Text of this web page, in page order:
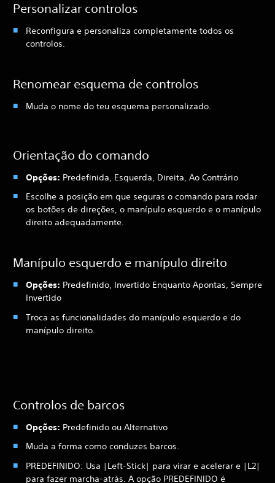
Personalizar controlos
Reconfigura e personaliza completamente todos os
controlos.
Renomear esquema de controlos
Muda o nome do teu esquema personalizado.
Orientação do comando
Opções: Predefinida, Esquerda, Direita, Ao Contrário
Escolhe a posição em que seguras o comando para rodar
os botões de direções, o manípulo esquerdo e o manípulo
direito adequadamente.
Manípulo esquerdo e manípulo direito
Opções: Predefinido, Invertido Enquanto Apontas, Sempre
Invertido
Troca as funcionalidades do manípulo esquerdo e do
manípulo direito.
Controlos de barcos
Opções: Predefinido ou Alternativo
Muda a forma como conduzes barcos.
PREDEFINIDO: Usa |Left-Stick| para virar e acelerar e |L2|
para fazer marcha-atrás. A opção PREDEFINIDO é